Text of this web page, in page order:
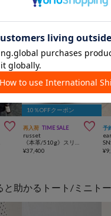
機能性に優れたバッグ

10％OFFクーポン
再入荷 TIME SALE 
russet
¥37,400
予
¥
と助かるトート/ミニト